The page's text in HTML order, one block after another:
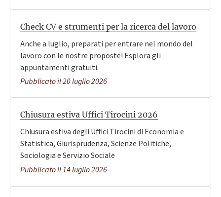
Check CV e strumenti per la ricerca del lavoro
Anche a luglio, preparati per entrare nel mondo del
lavoro con le nostre proposte! Esplora gli
appuntamenti gratuiti.
Pubblicato il 20 luglio 2026
Chiusura estiva Uffici Tirocini 2026
Chiusura estiva degli Uffici Tirocini di Economia e
Statistica, Giurisprudenza, Scienze Politiche,
Sociologia e Servizio Sociale
Pubblicato il 14 luglio 2026